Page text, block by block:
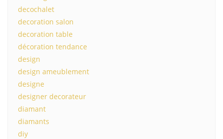
decochalet
decoration salon
decoration table
décoration tendance
design
design ameublement
designe
designer decorateur
diamant
diamants
diy